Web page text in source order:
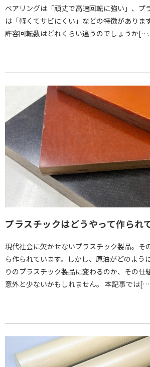
ベアリングは「頑丈で高速回転に強い」、プ
は「軽くてサビにくい」などの特徴がありま
許容回転数はどれくらい違うのでしょうか
プラスチックはどうやって作られ
現代社会に欠かせないプラスチック製品。そ
ら作られています。しかし、原油がどのよう
りのプラスチック製品に変わるのか、その仕
意外と少ないかもしれません。 本記事では